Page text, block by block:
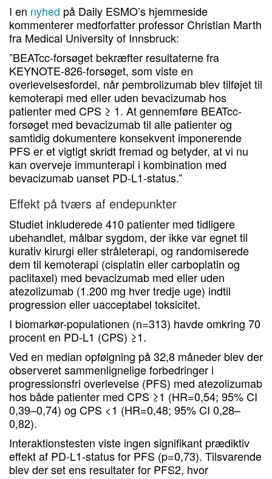
I en nyhed på Daily ESMO’s hjemmeside
kommenterer medforfatter professor Christian Marth
fra Medical University of Innsbruck:
”BEATcc-forsøget bekræfter resultaterne fra
KEYNOTE-826-forsøget, som viste en
overlevelsesfordel, når pembrolizumab blev tilføjet til
kemoterapi med eller uden bevacizumab hos
patienter med CPS ≥ 1. At gennemføre BEATcc-
forsøget med bevacizumab til alle patienter og
samtidig dokumentere konsekvent imponerende
PFS er et vigtigt skridt fremad og betyder, at vi nu
kan overveje immunterapi i kombination med
bevacizumab uanset PD-L1-status.”
Effekt på tværs af endepunkter
Studiet inkluderede 410 patienter med tidligere
ubehandlet, målbar sygdom, der ikke var egnet til
kurativ kirurgi eller stråleterapi, og randomiserede
dem til kemoterapi (cisplatin eller carboplatin og
paclitaxel) med bevacizumab med eller uden
atezolizumab (1.200 mg hver tredje uge) indtil
progression eller uacceptabel toksicitet.
I biomarkør-populationen (n=313) havde omkring 70
procent en PD-L1 (CPS) ≥1.
Ved en median opfølgning på 32,8 måneder blev der
observeret sammenlignelige forbedringer i
progressionsfri overlevelse (PFS) med atezolizumab
hos både patienter med CPS ≥1 (HR=0,54; 95% CI
0,39–0,74) og CPS <1 (HR=0,48; 95% CI 0,28–
0,82).
Interaktionstesten viste ingen signifikant prædiktiv
effekt af PD-L1-status for PFS (p=0,73). Tilsvarende
blev der set ens resultater for PFS2, hvor